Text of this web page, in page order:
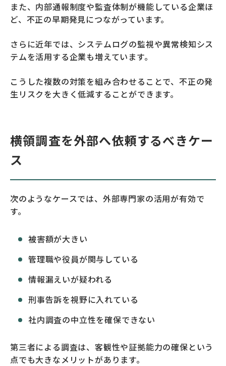
また、内部通報制度や監査体制が機能している企業ほ
ど、不正の早期発見につながっています。
さらに近年では、システムログの監視や異常検知シス
テムを活用する企業も増えています。
こうした複数の対策を組み合わせることで、不正の発
生リスクを大きく低減することができます。
横領調査を外部へ依頼するべきケー
ス
次のようなケースでは、外部専門家の活用が有効で
す。
被害額が大きい
管理職や役員が関与している
情報漏えいが疑われる
刑事告訴を視野に入れている
社内調査の中立性を確保できない
第三者による調査は、客観性や証拠能力の確保という
点でも大きなメリットがあります。